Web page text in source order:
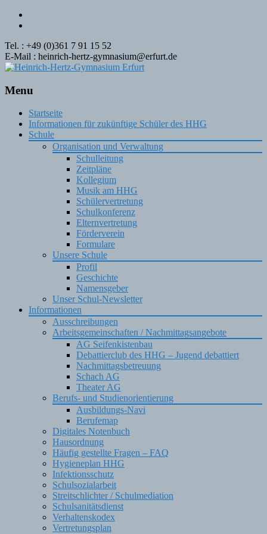
Tel. : +49 (0)361 7 91 15 52
E-Mail : heinrich-hertz-gymnasium@erfurt.de
Menu
Skip
content
Startseite
Informationen für zukünftige Schüler des HHG
Schule
Organisation und Verwaltung
Schulleitung
Zeitpläne
Kollegium
Musik am HHG
Schülervertretung
Schulkonferenz
Elternvertretung
Förderverein
Formulare
Unsere Schule
Profil
Geschichte
Namensgeber
Unser Schul-Newsletter
Informationen
Ausschreibungen
Arbeitsgemeinschaften / Nachmittagsangebote
AG Seifenkistenbau
Debattierclub des HHG – Jugend debattiert
Nachmittagsbetreuung
Schach AG
Theater AG
Berufs- und Studienorientierung
Ausbildungs-Navi
Berufemap
Digitales Notenbuch
Hausordnung
Häufig gestellte Fragen – FAQ
Hygieneplan HHG
Infektionsschutz
Schulsozialarbeit
Streitschlichter / Schulmediation
Schulsanitätsdienst
Verhaltenskodex
Vertretungsplan